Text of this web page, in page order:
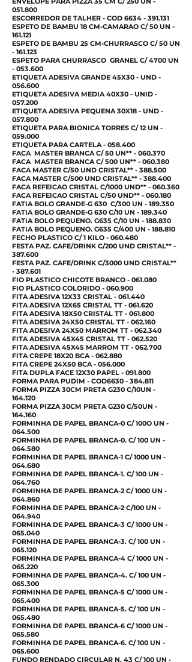
051.800
ESCORREDOR DE TALHER - COD 6634 - 391.131
ESPETO DE BAMBU 18 CM-CAMARAO C/ 50 UN -
161.121
ESPETO DE BAMBU 25 CM-CHURRASCO C/ 50 UN
- 161.123
ESPETO PARA CHURRASCO GRANEL C/ 4700 UN
- 053.600
ETIQUETA ADESIVA GRANDE 45X30 - UND -
056.600
ETIQUETA ADESIVA MEDIA 40X30 - UNID -
057.200
ETIQUETA ADESIVA PEQUENA 30X18 - UND -
057.800
ETIQUETA PARA BIONICA TORRES C/ 12 UN -
059.000
ETIQUETA PARA CARTELA - 058.400
FACA MASTER BRANCA C/ 50 UN** - 060.370
FACA MASTER BRANCA C/ 500 UN** - 060.380
FACA MASTER C/50 UND CRISTAL** - 388.500
FACA MASTER C/500 UND CRISTAL** - 388.400
FACA REFEICAO CRISTAL C/1000 UND** - 060.360
FACA REFEICAO CRISTAL C/50 UND** - 060.180
FATIA BOLO GRANDE-G 630 C/300 UN - 189.350
FATIA BOLO GRANDE-G 630 C/10 UN - 189.340
FATIA BOLO PEQUENO. G635 C/10 UN - 188.830
FATIA BOLO PEQUENO. G635 C/400 UN - 188.810
FECHO PLASTICO C/ 1 KILO - 060.480
FESTA PAZ. CAFE/DRINK C/200 UND CRISTAL** -
387.600
FESTA PAZ. CAFE/DRINK C/3000 UND CRISTAL**
- 387.601
FIO PLASTICO CHICOTE BRANCO - 061.080
FIO PLASTICO COLORIDO - 060.900
FITA ADESIVA 12X33 CRISTAL - 061.440
FITA ADESIVA 12X65 CRISTAL TT - 061.620
FITA ADESIVA 18X50 CRISTAL TT - 061.800
FITA ADESIVA 24X50 CRISTAL TT - 062.160
FITA ADESIVA 24X50 MARROM TT - 062.340
FITA ADESIVA 45X45 CRISTAL TT - 062.520
FITA ADESIVA 45X45 MARROM TT - 062.700
FITA CREPE 18X20 BCA - 062.880
FITA CREPE 24X50 BCA - 056.000
FITA DUPLA FACE 12X30 PAPEL - 091.800
FORMA PARA PUDIM - COD6630 - 384.811
FORMA PIZZA 30CM PRETA G230 C/10UN -
164.120
FORMA PIZZA 30CM PRETA G230 C/50UN -
164.160
FORMINHA DE PAPEL BRANCA-0 C/ 100O UN -
064.500
FORMINHA DE PAPEL BRANCA-0. C/ 100 UN -
064.580
FORMINHA DE PAPEL BRANCA-1 C/ 1000 UN -
064.680
FORMINHA DE PAPEL BRANCA-1. C/ 100 UN -
064.760
FORMINHA DE PAPEL BRANCA-2 C/ 1000 UN -
064.860
FORMINHA DE PAPEL BRANCA-2 C/100 UN -
064.940
FORMINHA DE PAPEL BRANCA-3 C/ 1000 UN -
065.040
FORMINHA DE PAPEL BRANCA-3. C/ 100 UN -
065.120
FORMINHA DE PAPEL BRANCA-4 C/ 1000 UN -
065.220
FORMINHA DE PAPEL BRANCA-4. C/ 100 UN -
065.300
FORMINHA DE PAPEL BRANCA-5 C/ 1000 UN -
065.400
FORMINHA DE PAPEL BRANCA-5. C/ 100 UN -
065.480
FORMINHA DE PAPEL BRANCA-6 C/ 1000 UN -
065.580
FORMINHA DE PAPEL BRANCA-6. C/ 100 UN -
065.600
FUNDO RENDADO CIRCULAR N. 43 C/ 100 UN -